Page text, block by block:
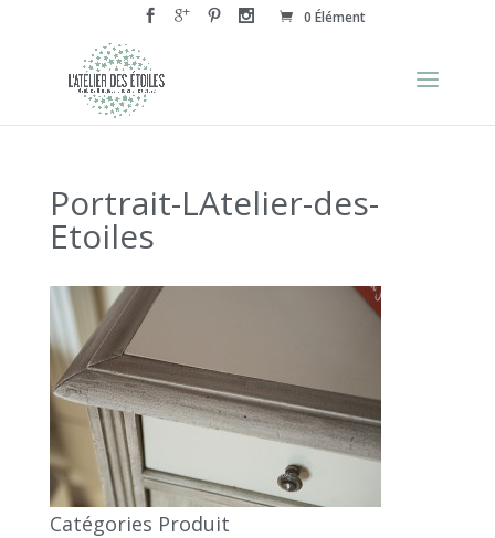
0 Élément
Portrait-LAtelier-des-
Etoiles
Catégories Produit